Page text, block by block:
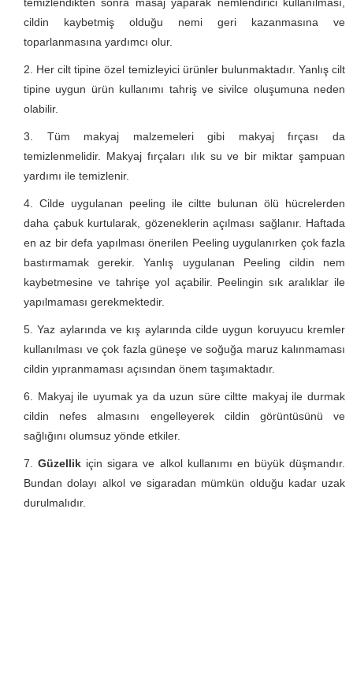
temizlendikten sonra masaj yaparak nemlendirici kullanılması,
cildin kaybetmiş olduğu nemi geri kazanmasına ve
toparlanmasına yardımcı olur.
Her cilt tipine özel temizleyici ürünler bulunmaktadır. Yanlış cilt
tipine uygun ürün kullanımı tahriş ve sivilce oluşumuna neden
olabilir.
Tüm makyaj malzemeleri gibi makyaj fırçası da
temizlenmelidir. Makyaj fırçaları ılık su ve bir miktar şampuan
yardımı ile temizlenir.
Cilde uygulanan peeling ile ciltte bulunan ölü hücrelerden
daha çabuk kurtularak, gözeneklerin açılması sağlanır. Haftada
en az bir defa yapılması önerilen Peeling uygulanırken çok fazla
bastırmamak gerekir. Yanlış uygulanan Peeling cildin nem
kaybetmesine ve tahrişe yol açabilir. Peelingin sık aralıklar ile
yapılmaması gerekmektedir.
Yaz aylarında ve kış aylarında cilde uygun koruyucu kremler
kullanılması ve çok fazla güneşe ve soğuğa maruz kalınmaması
cildin yıpranmaması açısından önem taşımaktadır.
Makyaj ile uyumak ya da uzun süre ciltte makyaj ile durmak
cildin nefes almasını engelleyerek cildin görüntüsünü ve
sağlığını olumsuz yönde etkiler.
Güzellik için sigara ve alkol kullanımı en büyük düşmandır.
Bundan dolayı alkol ve sigaradan mümkün olduğu kadar uzak
durulmalıdır.